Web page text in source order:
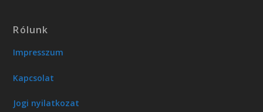
Rólunk
Impresszum
Kapcsolat
Jogi nyilatkozat